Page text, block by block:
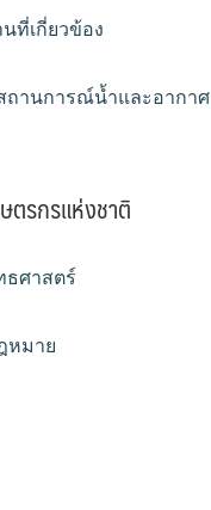
ที่เกี่ยวข้อง
ถานการณ์น้ำและอากาศ
ตรกรแห่งชาติ
ธศาสตร์
หมาย